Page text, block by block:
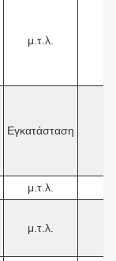
μ.τ.λ.
Εγκατάσταση
μ.τ.λ.
μ.τ.λ.